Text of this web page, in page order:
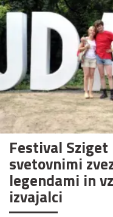
Festival
svetovnimi
legendami in
izvajalci